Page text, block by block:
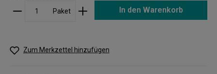
Paket In den Warenkorb
Zum Merkzettel hinzufügen